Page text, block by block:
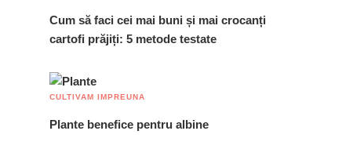
Cum să faci cei mai buni și mai crocanți
cartofi prăjiți: 5 metode testate
CULTIVAM IMPREUNA
Plante benefice pentru albine